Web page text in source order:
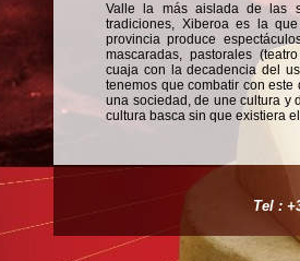
Valle la más aislada de las
tradiciones, Xiberoa es la
provincia produce
mascaradas, pastorales
cuaja con la decadencia del
tenemos que combatir con
una sociedad, de une cultura y
cultura basca sin que existiera
Tel :